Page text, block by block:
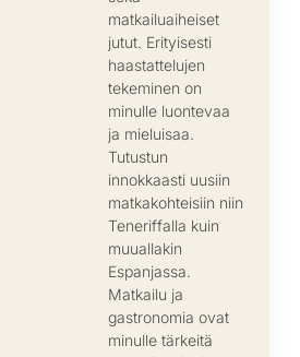
matkailuaiheiset
jutut. Erityisesti
haastattelujen
tekeminen on
minulle luontevaa
ja mieluisaa.
Tutustun
innokkaasti uusiin
matkakohteisiin niin
Teneriffalla kuin
muuallakin
Espanjassa.
Matkailu ja
gastronomia ovat
minulle tärkeitä